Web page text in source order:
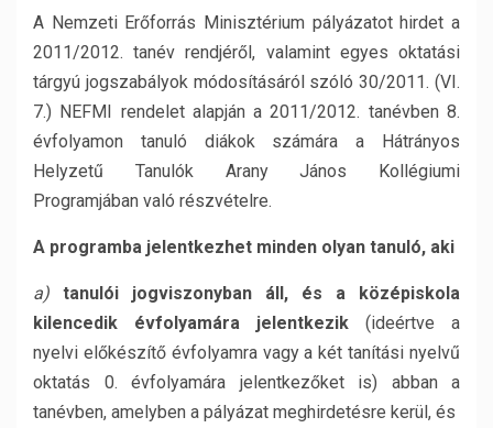
A Nemzeti Erőforrás Minisztérium pályázatot hirdet a
2011/2012. tanév rendjéről, valamint egyes oktatási
tárgyú jogszabályok módosításáról szóló 30/2011. (VI.
7.) NEFMI rendelet alapján a 2011/2012. tanévben 8.
évfolyamon tanuló diákok számára a Hátrányos
Helyzetű Tanulók Arany János Kollégiumi
Programjában való részvételre.
A programba jelentkezhet minden olyan tanuló, aki
a) tanulói jogviszonyban áll, és a középiskola
kilencedik évfolyamára jelentkezik (ideértve a
nyelvi előkészítő évfolyamra vagy a két tanítási nyelvű
oktatás 0. évfolyamára jelentkezőket is) abban a
tanévben, amelyben a pályázat meghirdetésre kerül, és